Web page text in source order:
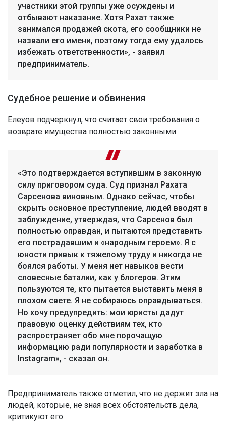
участники этой группы уже осуждены и
отбывают наказание. Хотя Рахат также
занимался продажей скота, его сообщники не
назвали его имени, поэтому тогда ему удалось
избежать ответственности», - заявил
предприниматель.
Судебное решение и обвинения
Елеуов подчеркнул, что считает свои требования о
возврате имущества полностью законными.
«Это подтверждается вступившим в законную
силу приговором суда. Суд признал Рахата
Сарсенова виновным. Однако сейчас, чтобы
скрыть основное преступление, людей вводят в
заблуждение, утверждая, что Сарсенов был
полностью оправдан, и пытаются представить
его пострадавшим и «народным героем». Я с
юности привык к тяжелому труду и никогда не
боялся работы. У меня нет навыков вести
словесные баталии, как у блогеров. Этим
пользуются те, кто пытается выставить меня в
плохом свете. Я не собираюсь оправдываться.
Но хочу предупредить: мои юристы дадут
правовую оценку действиям тех, кто
распространяет обо мне порочащую
информацию ради популярности и заработка в
Instagram», - сказал он.
Предприниматель также отметил, что не держит зла на
людей, которые, не зная всех обстоятельств дела,
критикуют его.